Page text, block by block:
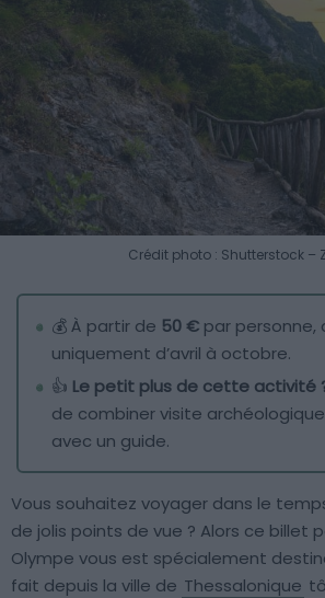
Crédit photo : Shutterstock –
💰 À partir de 50 € par personne,
uniquement d’avril à octobre.
👍 Le petit plus de cette activité
de combiner visite
avec un guide.
Vous souhaitez voyager dans le
de jolis points de vue ? Alors ce billet
Olympe vous est spécialement
fait depuis la ville de Thessalonique